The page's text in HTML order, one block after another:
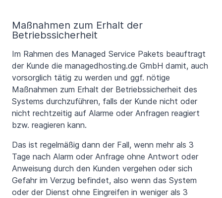
Maßnahmen zum Erhalt der
Betriebssicherheit
Im Rahmen des Managed Service Pakets beauftragt
der Kunde die managedhosting.de GmbH damit, auch
vorsorglich tätig zu werden und ggf. nötige
Maßnahmen zum Erhalt der Betriebssicherheit des
Systems durchzuführen, falls der Kunde nicht oder
nicht rechtzeitig auf Alarme oder Anfragen reagiert
bzw. reagieren kann.
Das ist regelmäßig dann der Fall, wenn mehr als 3
Tage nach Alarm oder Anfrage ohne Antwort oder
Anweisung durch den Kunden vergehen oder sich
Gefahr im Verzug befindet, also wenn das System
oder der Dienst ohne Eingreifen in weniger als 3